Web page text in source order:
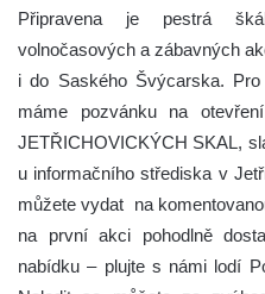
Připravena je pestrá
volnočasových a zábavných
i do Saského Švýcarska.
máme pozvánku na
JETŘICHOVICKÝCH SKAL,
u informačního střediska v
můžete vydat na
na první akci pohodlně
nabídku – plujte s námi lodí